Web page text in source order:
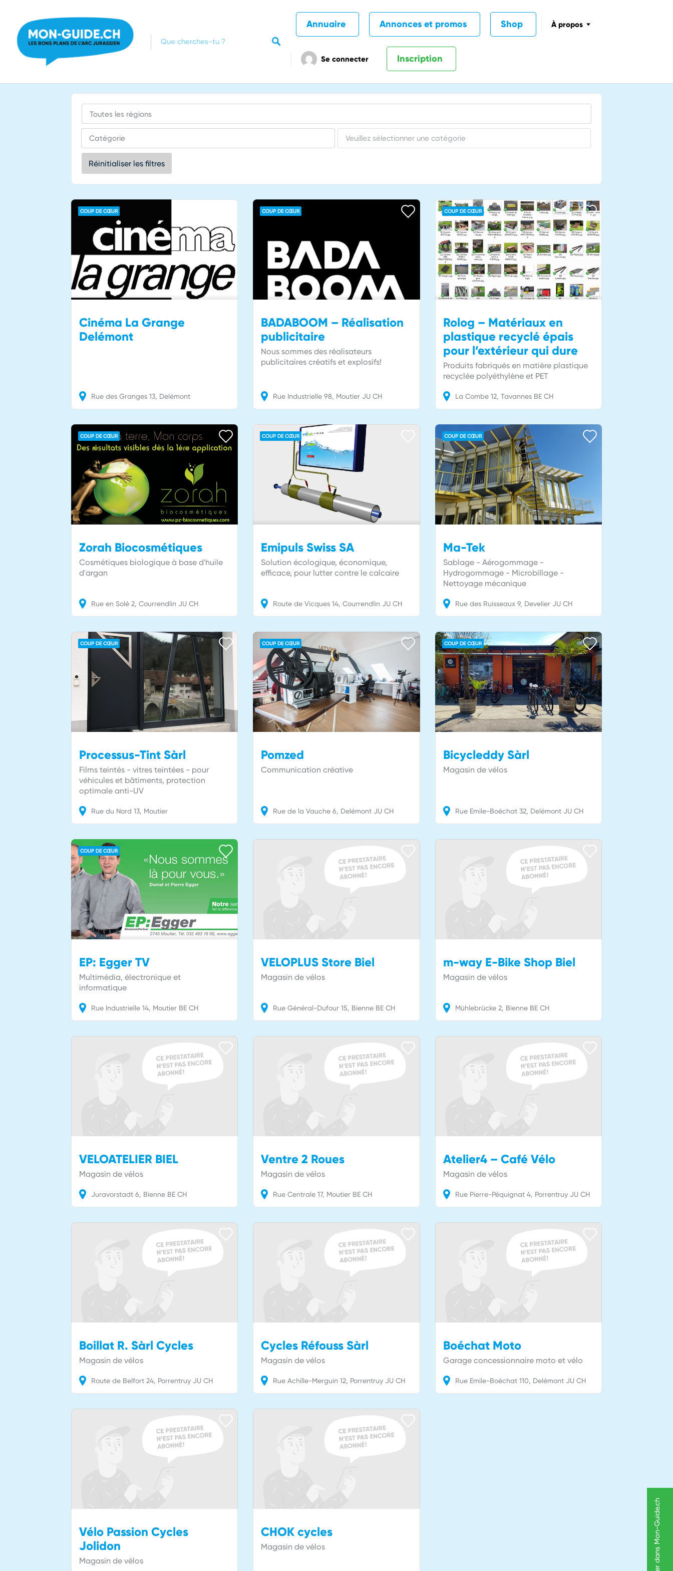
Annuaire Annonces et promos Shop À propos
Se connecter Inscription
Réinitialiser les filtres
COUP DE CŒUR
Cinéma La Grange
Delémont
Rue des Granges 13 Delémont
COUP DE CŒUR
BADABOOM – Réalisation
publicitaire
Nous sommes des réalisateurs
publicitaires créatifs et explosifs!
Rue Industrielle 98 Moutier JU CH
COUP DE CŒUR
Rolog – Matériaux en
plastique recyclé épais
pour l’extérieur qui dure
Produits fabriqués en matière plastique
recyclée polyéthylène et PET
La Combe 12 Tavannes BE CH
COUP DE CŒUR
Zorah Biocosmétiques
Cosmétiques biologique à base d'huile
d'argan
Rue en Solé 2 Courrendlin JU CH
COUP DE CŒUR
Emipuls Swiss SA
Solution écologique, économique,
efficace, pour lutter contre le calcaire
Route de Vicques 14 Courrendlin JU CH
COUP DE CŒUR
Ma-Tek
Sablage - Aérogommage -
Hydrogommage - Microbillage -
Nettoyage mécanique
Rue des Ruisseaux 9 Develier JU CH
COUP DE CŒUR
Processus-Tint Sàrl
Films teintés - vitres teintées - pour
véhicules et bâtiments, protection
optimale anti-UV
Rue du Nord 13 Moutier
COUP DE CŒUR
Pomzed
Communication créative
Rue de la Vauche 6 Delémont JU CH
COUP DE CŒUR
Bicycleddy Sàrl
Magasin de vélos
Rue Emile-Boéchat 32 Delémont JU CH
COUP DE CŒUR
EP: Egger TV
Multimédia, électronique et
informatique
Rue Industrielle 14 Moutier BE CH
VELOPLUS Store Biel
Magasin de vélos
Rue Général-Dufour 15 Bienne BE CH
m-way E-Bike Shop Biel
Magasin de vélos
Mühlebrücke 2 Bienne BE CH
VELOATELIER BIEL
Magasin de vélos
Juravorstadt 6 Bienne BE CH
Ventre 2 Roues
Magasin de vélos
Rue Centrale 17 Moutier BE CH
Atelier4 – Café Vélo
Magasin de vélos
Rue Pierre-Péquignat 4 Porrentruy JU CH
Boillat R. Sàrl Cycles
Magasin de vélos
Route de Belfort 24 Porrentruy JU CH
Cycles Réfouss Sàrl
Magasin de vélos
Rue Achille-Merguin 12 Porrentruy JU CH
Boéchat Moto
Garage concessionnaire moto et vélo
Rue Emile-Boéchat 110 Delémont JU CH
Vélo Passion Cycles
Jolidon
Magasin de vélos
CHOK cycles
Magasin de vélos Figurer dans Mon-Guide.ch